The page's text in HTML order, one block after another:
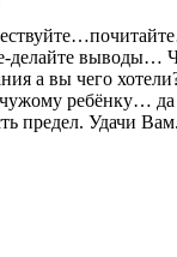
делайте
а вы чего
ребёнку… да
предел. Удачи